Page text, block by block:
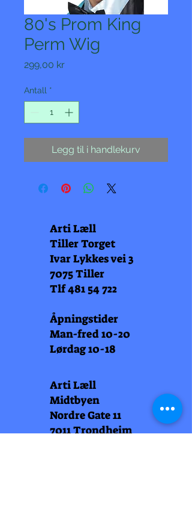
80's Prom King
Perm Wig
299,00 krPris
Antall *
Legg til i handlekurv
Arti Læll
Tiller Torget
Ivar Lykkes vei 3
7075 Tiller
Tlf481 54 722
Åpningstider
Man-fred 10-20
Lørdag 10-18
Arti Læll
Midtbyen
Nordre Gate 11
7011 Trondheim